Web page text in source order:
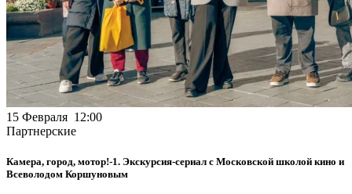
15 Февраля 12:00
Партнерские
Камера, город, мотор!-1. Экскурсия-сериал с Московской школой кино и
Всеволодом Коршуновым